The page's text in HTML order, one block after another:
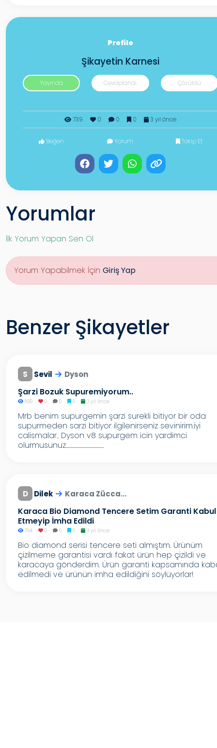
Profilo
Şikayetin Karnesi
Yayında Cevaplandı Çözüldü
739 0 0 0 3 yıl önce
Beğen Yorum Takip Et
Yorumlar
İlk Yorum Yapan Sen Ol
Yorum Yapabilmek İçin Giriş Yap
Benzer Şikayetler
S Sevil Dyson
Şarzi Bozuk Supuremiyorum..
899 0 0 0 3 yıl önce
Mrb benim supurgemin şarzi surekli bitiyor bir oda
supurmeden sarzi bitiyor ilgilenirseniz sevinirim.iyi
calismalar.. Dyson v8 supurgem icin yardimci
olurmusunuz.......................................
D Dilek Karaca Zücca...
Karaca Bio Diamond Tencere Setim Garanti Kabul
Etmeyip İmha Edildi
794 0 0 0 3 yıl önce
Bio diamond serisi tencere seti almıştım. Ürünüm
çizilmeme garantisi vardı fakat ürün hep çizildi ve
karacaya gönderdim. Ürün garanti kapsamında
edilmedi ve ürünün imha edildiğini söylüyorlar!